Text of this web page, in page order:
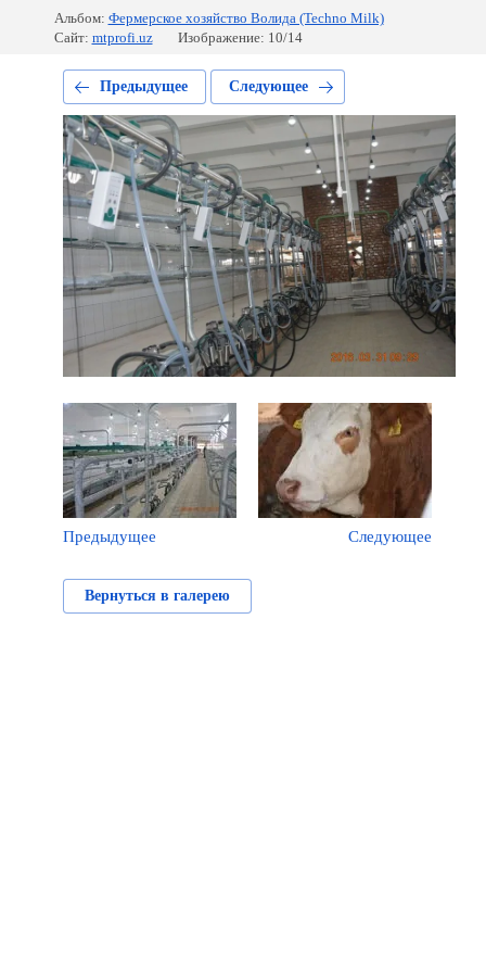
Альбом: Фермерское хозяйство Волида (Techno Milk)
Сайт: mtprofi.uz Изображение: 10/14
Предыдущее Следующее
Предыдущее Следующее
Вернуться в галерею